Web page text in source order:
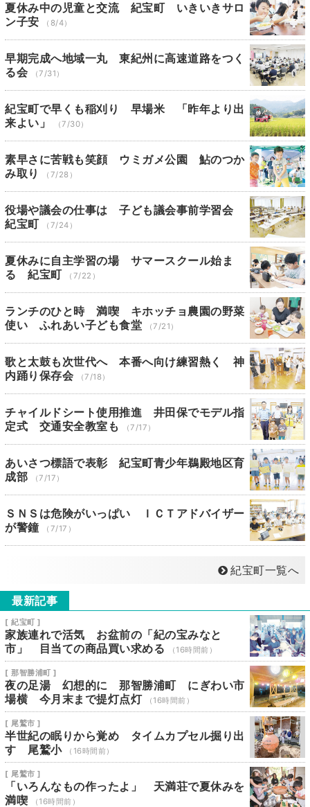
夏休み中の児童と交流 紀宝町 いきいきサロ
ン子安
（8/4）
早期完成へ地域一丸 東紀州に高速道路をつく
る会
（7/31）
紀宝町で早くも稲刈り 早場米 「昨年より出
来よい」
（7/30）
素早さに苦戦も笑顔 ウミガメ公園 鮎のつか
み取り
（7/28）
役場や議会の仕事は 子ども議会事前学習会
紀宝町
（7/24）
夏休みに自主学習の場 サマースクール始ま
る 紀宝町
（7/22）
ランチのひと時 満喫 キホッチョ農園の野菜
使い ふれあい子ども食堂
（7/21）
歌と太鼓も次世代へ 本番へ向け練習熱く 神
内踊り保存会
（7/18）
チャイルドシート使用推進 井田保でモデル指
定式 交通安全教室も
（7/17）
あいさつ標語で表彰 紀宝町青少年鵜殿地区育
成部
（7/17）
ＳＮＳは危険がいっぱい ＩＣＴアドバイザー
が警鐘
（7/17）
紀宝町一覧へ
最新記事
[ 紀宝町 ]
家族連れで活気 お盆前の「紀の宝みなと
市」 目当ての商品買い求める
（16時間前）
[ 那智勝浦町 ]
夜の足湯 幻想的に 那智勝浦町 にぎわい市
場横 今月末まで提灯点灯
（16時間前）
[ 尾鷲市 ]
半世紀の眠りから覚め タイムカプセル掘り出
す 尾鷲小
（16時間前）
[ 尾鷲市 ]
「いろんなもの作ったよ」 天満荘で夏休みを
満喫
（16時間前）